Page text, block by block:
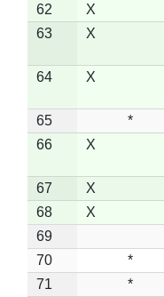
62
X
63
X
64 X
65 *
66
X
67 X
68
X
69
70
*
71
*